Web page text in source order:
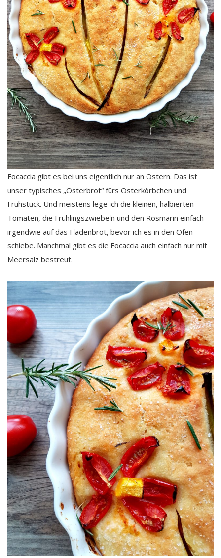
Focaccia gibt es bei uns eigentlich nur an Ostern. Das ist
unser typisches „Osterbrot“ fürs Osterkörbchen und
Frühstück. Und meistens lege ich die kleinen, halbierten
Tomaten, die Frühlingszwiebeln und den Rosmarin einfach
irgendwie auf das Fladenbrot, bevor ich es in den Ofen
schiebe. Manchmal gibt es die Focaccia auch einfach nur mit
Meersalz bestreut.